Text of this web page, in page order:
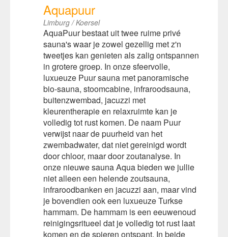
Aquapuur
Limburg / Koersel
AquaPuur bestaat uit twee ruime privé
sauna's waar je zowel gezellig met z'n
tweetjes kan genieten als zalig ontspannen
in grotere groep. In onze sfeervolle,
luxueuze Puur sauna met panoramische
bio-sauna, stoomcabine, infraroodsauna,
buitenzwembad, jacuzzi met
kleurentherapie en relaxruimte kan je
volledig tot rust komen. De naam Puur
verwijst naar de puurheid van het
zwembadwater, dat niet gereinigd wordt
door chloor, maar door zoutanalyse. In
onze nieuwe sauna Aqua bieden we jullie
niet alleen een helende zoutsauna,
infraroodbanken en jacuzzi aan, maar vind
je bovendien ook een luxueuze Turkse
hammam. De hammam is een eeuwenoud
reinigingsritueel dat je volledig tot rust laat
komen en de spieren ontspant. In beide